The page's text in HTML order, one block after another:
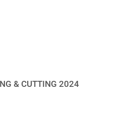
& CUTTING 2024